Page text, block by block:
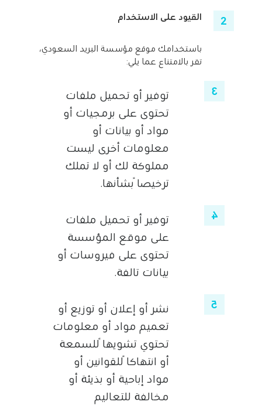
القيود على الاستخدام
باستخدامك موقع مؤسسة البريد السعودي،
تقر بالامتناع عما يلي:
توفير أو تحميل ملفات
تحتوى على برمجيات أو
مواد أو بيانات أو
معلومات أخرى ليست
مملوكة لك أو لا تملك
ترخيصاً بشأنها.
توفير أو تحميل ملفات
على موقع المؤسسة
تحتوى على فيروسات أو
بيانات تالفة.
نشر أو إعلان أو توزيع أو
تعميم مواد أو معلومات
تحتوي تشويهاً للسمعة
أو انتهاكاً للقوانين أو
مواد إباحية أو بذيئة أو
مخالفة للتعاليم